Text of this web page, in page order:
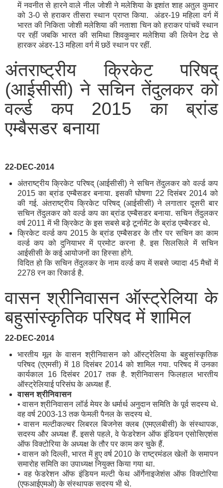
में नवनीत से हारने वाले नील जोशी ने मलेशिया के इशांत शाह अतुल कुमार
को 3-0 से हराकर तीसरा स्थान प्राप्त किया. अंडर-19 महिला वर्ग में
भारत की निकिता जोशी मलेशिया की नताशा चिन को हराकर पांचवें स्थान
पर रहीं जबकि भारत की समिथा शिवकुमार मलेशिया की लियेन टेढ से
हारकर अंडर-13 महिला वर्ग में छठें स्थान पर रहीं.
अंतराष्ट्रीय क्रिकेट परिषद्
(आईसीसी) ने सचिन तेंदुलकर को
वर्ल्ड कप 2015 का ब्रांड
एम्बैसडर बनाया
22-DEC-2014
अंतराष्ट्रीय क्रिकेट परिषद् (आईसीसी) ने सचिन तेंदुलकर को वर्ल्ड कप
2015 का ब्रांड एम्बैसडर बनाया. इसकी घोषणा 22 दिसंबर 2014 को
की गई. अंतराष्ट्रीय क्रिकेट परिषद् (आईसीसी) ने लगातार दूसरी बार
सचिन तेंदुलकर को वर्ल्ड कप का ब्रांड एम्बैसडर बनाया. सचिन तेंदुलकर
वर्ष 2011 में भी क्रिकेट के इस सबसे बड़े टूर्नामेंट के ब्रांड एम्बैस्डर थे.
क्रिकेट वर्ल्ड कप 2015 के ब्रांड एम्बैसडर के तौर पर सचिन का काम
वर्ल्ड कप को दुनियाभर में प्रमोट करना है. इस सिलसिले में सचिन
आईसीसी के कई आयोजनों का हिस्सा होंगे.
विदित हो कि सचिन तेंदुलकर के नाम वर्ल्ड कप में सबसे ज्यादा 45 मैचों में
2278 रन का रिकार्ड है.
वासन श्रीनिवासन ऑस्ट्रेलिया के
बहुसांस्कृतिक परिषद में शामिल
22-DEC-2014
भारतीय मूल के वासन श्रीनिवासन को ऑस्ट्रेलिया के बहुसांस्कृतिक
परिषद (एएमसी) में 18 दिसंबर 2014 को शामिल गया. परिषद में उनका
कार्यकाल 16 दिसंबर 2017 तक है. श्रीनिवासन फिलहाल भारतीय
ऑस्ट्रेलियाई परिसंघ के अध्यक्ष हैं.
वासनश्रीनिवासन
• वासन श्रीनिवासन लॉर्ड मेयर के धर्मार्थ अनुदान समिति के पूर्व सदस्य थे.
वह वर्ष 2003-13 तक फेमली पैनल के सदस्य थे.
• वासन मल्टीकल्चर लिबरल बिजनेस क्लब (एमएलबीसी) के संस्थापक,
सदस्य और अध्यक्ष हैं. इससे पहले, वे फेडरेशन ऑफ इंडियन एसोसिएशंस
ऑफ विक्टोरिया के अध्यक्ष के तौर पर काम कर चुके हैं.
• वासन को दिल्ली, भारत में हुए वर्ष 2010 के राष्ट्रमंडल खेलों के समापन
समारोह समिति का उपाध्यक्ष नियुक्त किया गया था.
• वह फेडरेशन ऑफ इंडियन मल्टी फेथ ऑर्गेनाइजेशंस ऑफ विक्टोरिया
(एफआईएमओ) के संस्थापक सदस्य भी थे.